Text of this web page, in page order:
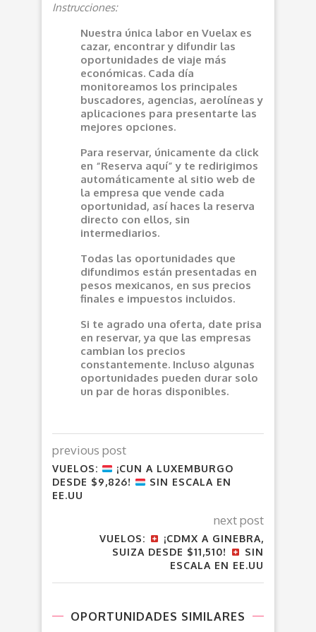
Instrucciones:
Nuestra única labor en Vuelax es
cazar, encontrar y difundir las
oportunidades de viaje más
económicas. Cada día
monitoreamos los principales
buscadores, agencias, aerolíneas y
aplicaciones para presentarte las
mejores opciones.
Para reservar, únicamente da click
en “Reserva aquí” y te redirigimos
automáticamente al sitio web de
la empresa que vende cada
oportunidad, así haces la reserva
directo con ellos, sin
intermediarios.
Todas las oportunidades que
difundimos están presentadas en
pesos mexicanos, en sus precios
finales e impuestos incluidos.
Si te agrado una oferta, date prisa
en reservar, ya que las empresas
cambian los precios
constantemente. Incluso algunas
oportunidades pueden durar solo
un par de horas disponibles.
previous post
VUELOS:
¡CUN A LUXEMBURGO
DESDE $9,826!
SIN ESCALA EN
EE.UU
next post
VUELOS:
¡CDMX A GINEBRA,
SUIZA DESDE $11,510!
SIN
ESCALA EN EE.UU
OPORTUNIDADES SIMILARES